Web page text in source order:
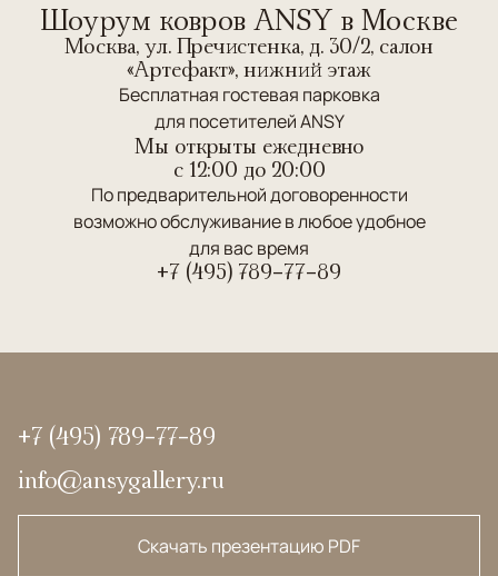
Шоурум ковров ANSY в Москве
Москва, ул. Пречистенка, д. 30/2, салон
«Артефакт», нижний этаж
Бесплатная гостевая парковка
для посетителей ANSY
Мы открыты ежедневно
c 12:00 до 20:00
По предварительной договоренности
возможно обслуживание в любое удобное
для вас время
+7 (495) 789-77-89
+7 (495) 789-77-89
info@ansygallery.ru
Скачать презентацию PDF